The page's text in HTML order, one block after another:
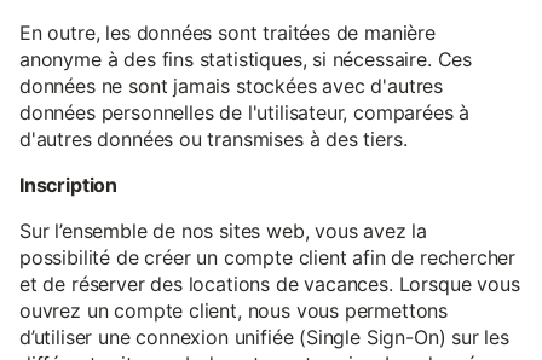
En outre, les données sont traitées de manière
anonyme à des fins statistiques, si nécessaire. Ces
données ne sont jamais stockées avec d'autres
données personnelles de l'utilisateur, comparées à
d'autres données ou transmises à des tiers.
Inscription
Sur l’ensemble de nos sites web, vous avez la
possibilité de créer un compte client afin de rechercher
et de réserver des locations de vacances. Lorsque vous
ouvrez un compte client, nous vous permettons
d’utiliser une connexion unifiée (Single Sign-On) sur les